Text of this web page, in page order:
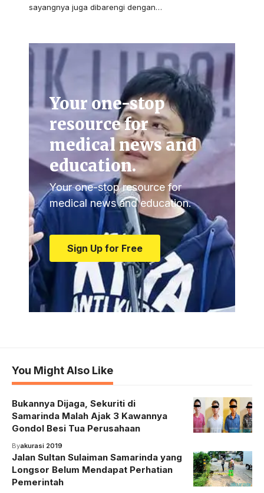
sayangnya juga dibarengi dengan…
Your one-stop
resource for
medical news and
education.
Your one-stop resource for
medical news and education.
Sign Up for Free
You Might Also Like
Bukannya Dijaga, Sekuriti di
Samarinda Malah Ajak 3 Kawannya
Gondol Besi Tua Perusahaan
Byakurasi 2019
Jalan Sultan Sulaiman Samarinda yang
Longsor Belum Mendapat Perhatian
Pemerintah